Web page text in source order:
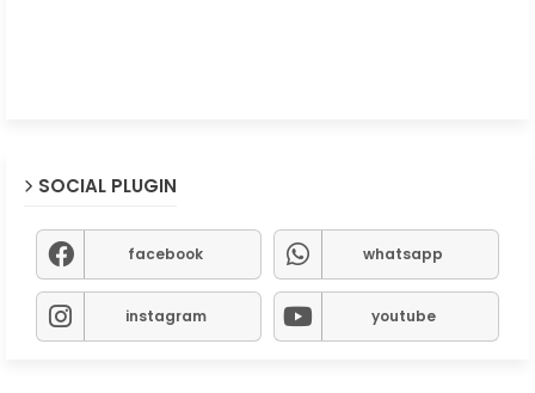
SOCIAL PLUGIN
facebook whatsapp
instagram youtube